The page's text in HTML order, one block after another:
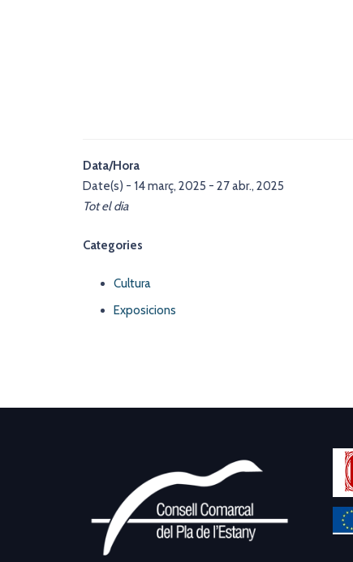
Data/Hora
Date(s) - 14 març, 2025 - 27 abr., 2025
Tot el dia
Categories
Cultura
Exposicions